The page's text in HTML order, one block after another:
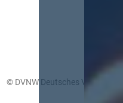
© DVNW Deutsches